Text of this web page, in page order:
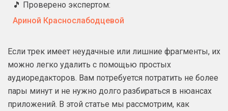
🎵 Проверено экспертом:
Ариной Краснослабодцевой
Если трек имеет неудачные или лишние фрагменты, их
можно легко удалить с помощью простых
аудиоредакторов. Вам потребуется потратить не более
пары минут и не нужно долго разбираться в нюансах
приложений. В этой статье мы рассмотрим, как